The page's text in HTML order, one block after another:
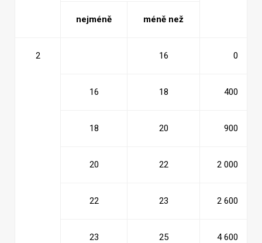
nejméně méně než
2 16 0
16 18 400
18 20 900
20 22 2 000
22 23 2 600
23 25 4 600